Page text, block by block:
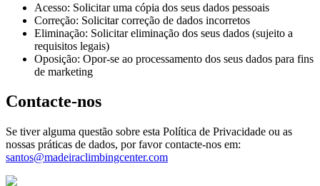
Acesso: Solicitar uma cópia dos seus dados pessoais
Correção: Solicitar correção de dados incorretos
Eliminação: Solicitar eliminação dos seus dados (sujeito a
requisitos legais)
Oposição: Opor-se ao processamento dos seus dados para fins
de marketing
Contacte-nos
Se tiver alguma questão sobre esta Política de Privacidade ou as
nossas práticas de dados, por favor contacte-nos em:
santos@madeiraclimbingcenter.com